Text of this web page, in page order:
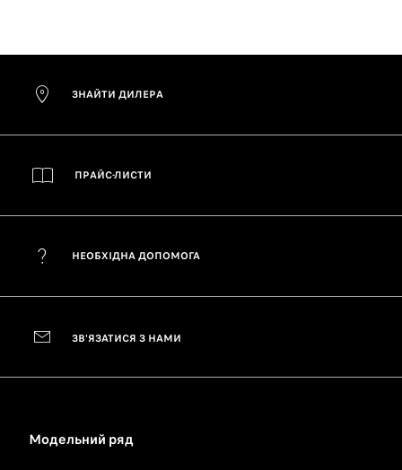
ЗНАЙТИ ДИЛЕРА
ПРАЙС-ЛИСТИ
НЕОБХІДНА ДОПОМОГА
ЗВ'ЯЗАТИСЯ З НАМИ
Модельний ряд